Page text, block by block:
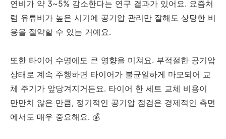
연비가 약 3~5% 감소한다는 연구 결과가 있어요. 요즘처
럼 유류비가 높은 시기에 공기압 관리만 잘해도 상당한 비
용을 절약할 수 있는 거예요.
또한 타이어 수명에도 큰 영향을 미쳐요. 부적절한 공기압
상태로 계속 주행하면 타이어가 불균일하게 마모되어 교
체 주기가 앞당겨지거든요. 타이어 한 세트 교체 비용이
만만치 않은 만큼, 정기적인 공기압 점검은 경제적인 측면
에서도 매우 중요해요. 💰